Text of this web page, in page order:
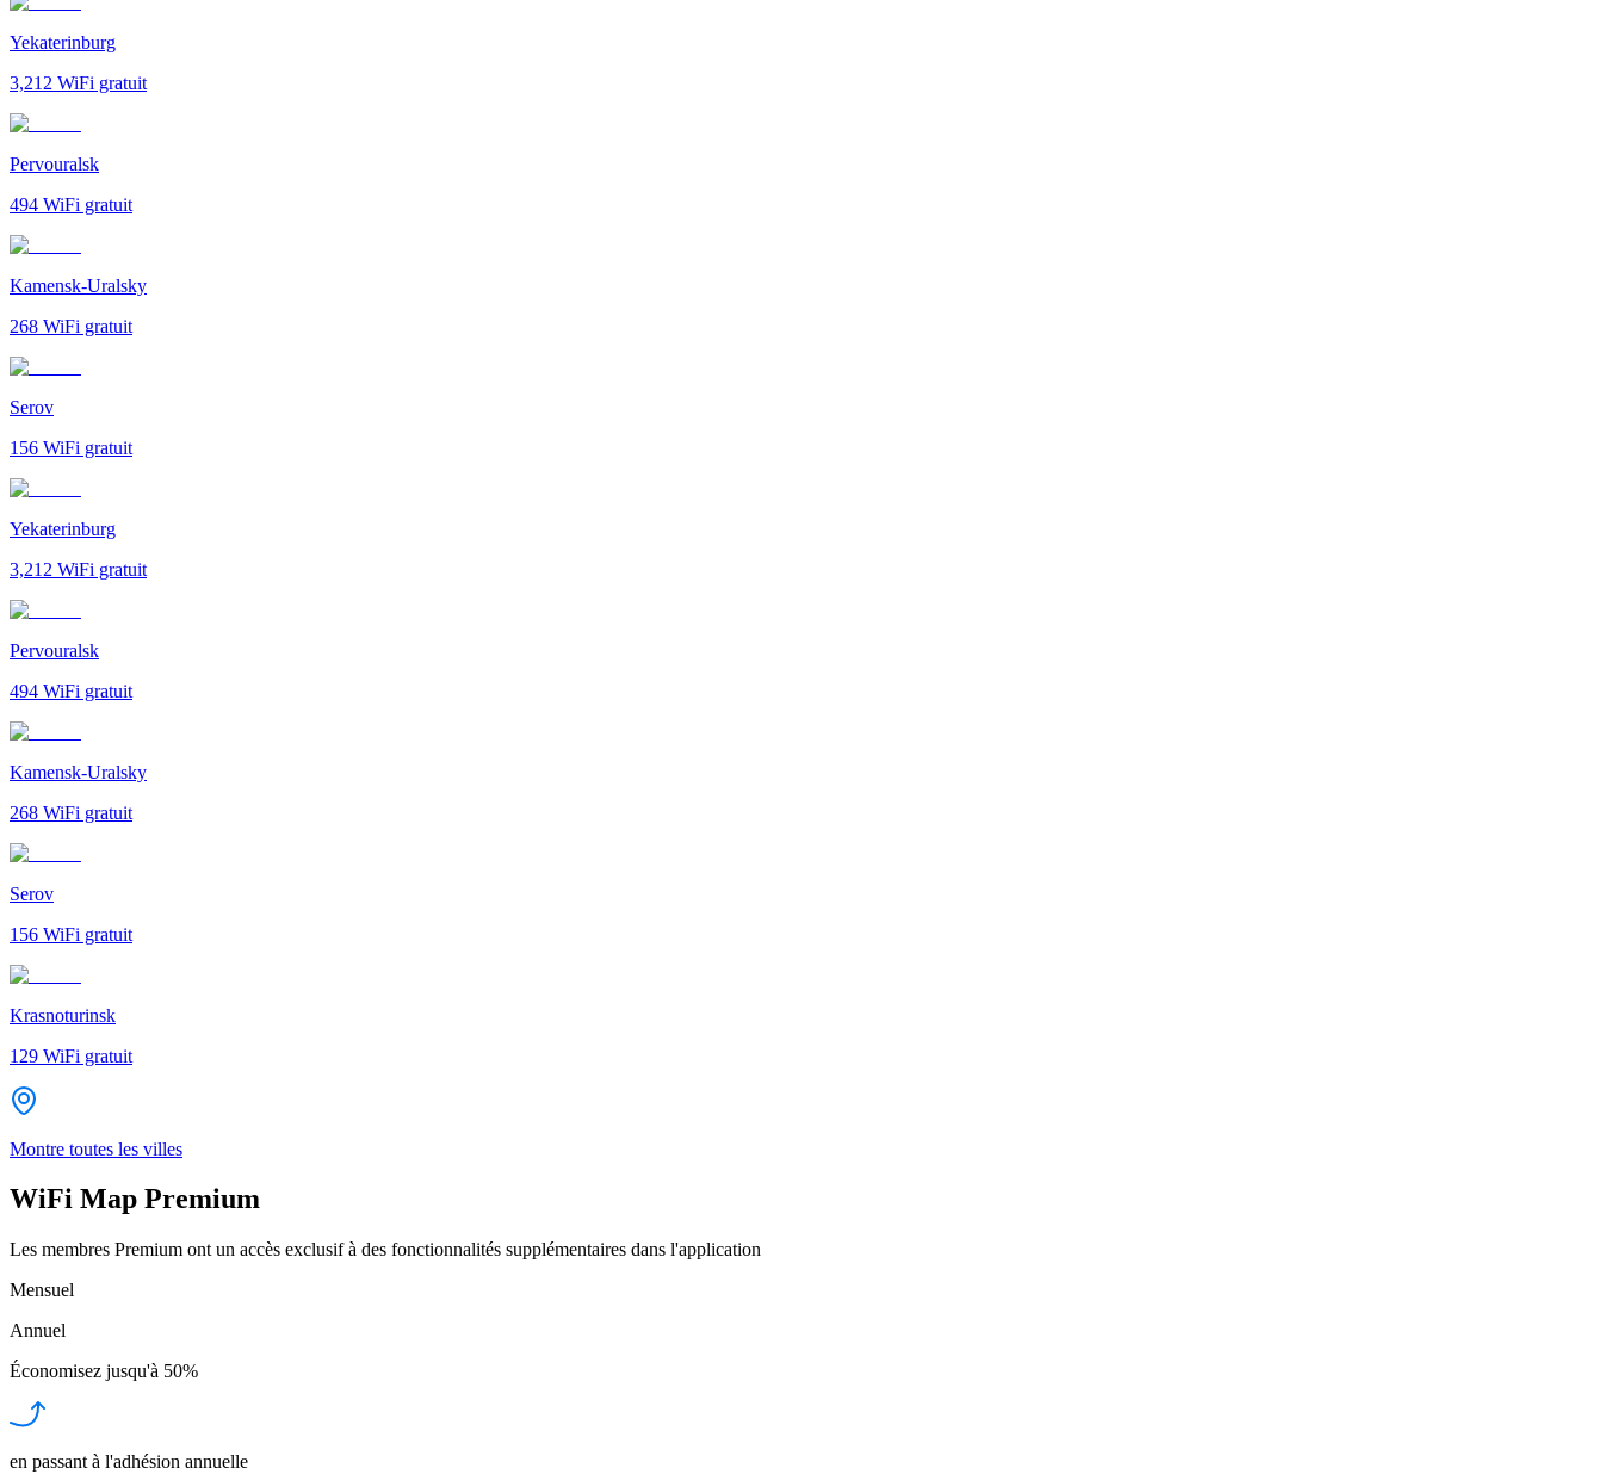
Yekaterinburg
3,212 WiFi gratuit
Pervouralsk
494 WiFi gratuit
Kamensk-Uralsky
268 WiFi gratuit
Serov
156 WiFi gratuit
Yekaterinburg
3,212 WiFi gratuit
Pervouralsk
494 WiFi gratuit
Kamensk-Uralsky
268 WiFi gratuit
Serov
156 WiFi gratuit
Krasnoturinsk
129 WiFi gratuit
Montre toutes les villes
WiFi Map Premium
Les membres Premium ont un accès exclusif à des fonctionnalités supplémentaires dans l'application
Mensuel
Annuel
Économisez jusqu'à 50%
en passant à l'adhésion annuelle